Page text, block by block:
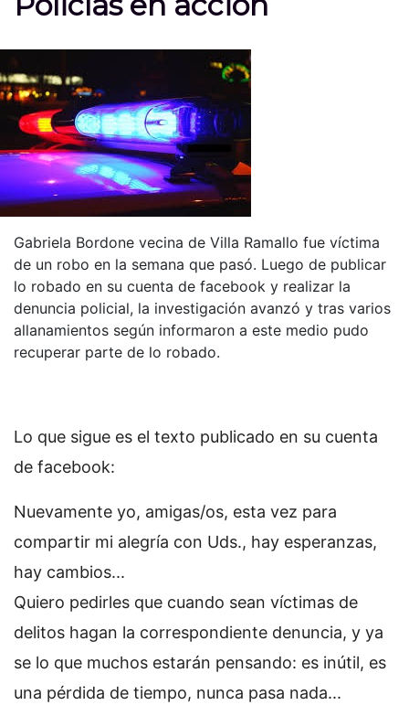
Gabriela Bordone vecina de Villa Ramallo fue víctima
de un robo en la semana que pasó. Luego de publicar
lo robado en su cuenta de facebook y realizar la
denuncia policial, la investigación avanzó y tras varios
allanamientos según informaron a este medio pudo
recuperar parte de lo robado.
Lo que sigue es el texto publicado en su cuenta
de facebook:
Nuevamente yo, amigas/os, esta vez para
compartir mi alegría con Uds., hay esperanzas,
hay cambios...
Quiero pedirles que cuando sean víctimas de
delitos hagan la correspondiente denuncia, y ya
se lo que muchos estarán pensando: es inútil, es
una pérdida de tiempo, nunca pasa nada...